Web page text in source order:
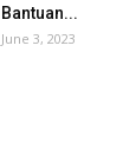
Bantuan...
June 3, 2023